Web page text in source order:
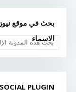
بحث في موقع
الاسماء
SOCIAL PLUGIN